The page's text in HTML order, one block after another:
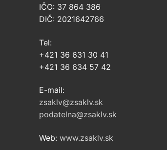
IČO: 37 864 386
DIČ: 2021642766
Tel:
+421 36 631 30 41
+421 36 634 57 42
E-mail:
zsaklv@zsaklv.sk
podatelna@zsaklv.sk
Web: www.zsaklv.sk